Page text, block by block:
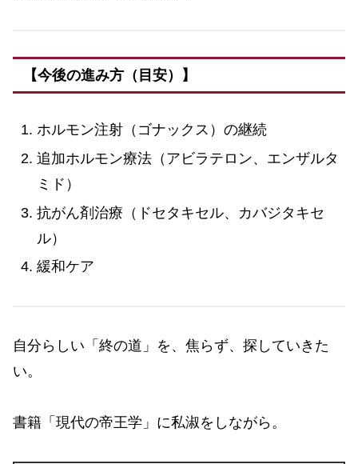
【今後の進み方（目安）】
ホルモン注射（ゴナックス）の継続
追加ホルモン療法（アビラテロン、エンザルタ
ミド）
抗がん剤治療（ドセタキセル、カバジタキセ
ル）
緩和ケア
自分らしい「終の道」を、焦らず、探していきた
い。
書籍「現代の帝王学」に私淑をしながら。